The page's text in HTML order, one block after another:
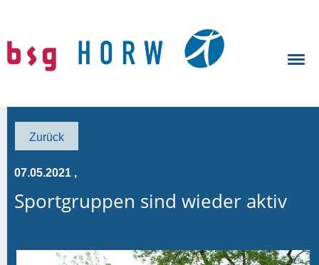
Zurück
07.05.2021 ,
Sportgruppen sind wieder aktiv